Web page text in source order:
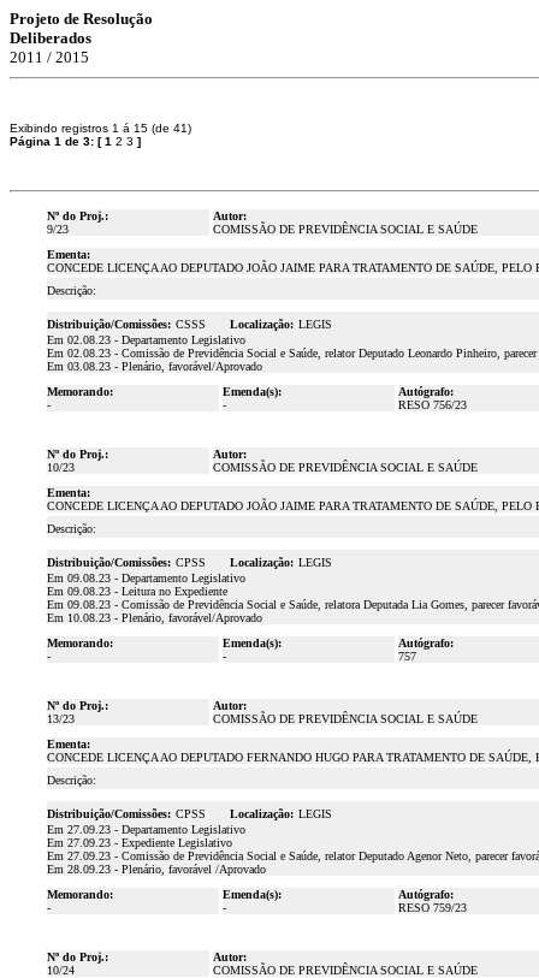
Projeto de Resolução
Deliberados
2011 / 2015
Exibindo registros 1 á 15 (de 41)
Página 1 de 3: [1 2 3 ]
Nº do Proj.:
9/23
Autor:
COMISSÃO DE PREVIDÊNCIA SOCIAL E SAÚDE
Ementa:
CONCEDE LICENÇA AO DEPUTADO JOÃO JAIME PARA TRATAMENTO DE SAÚDE, PELO
Descrição:
Distribuição/Comissões: CSSS Localização: LEGIS
Em 02.08.23 - Departamento Legislativo
Em 02.08.23 - Comissão de Previdência Social e Saúde, relator Deputado Leonardo Pinheiro,
Em 03.08.23 - Plenário, favorável/Aprovado
Memorando:
-
Emenda(s):
-
Autógrafo:
RESO 756/23
Nº do Proj.:
10/23
Autor:
COMISSÃO DE PREVIDÊNCIA SOCIAL E SAÚDE
Ementa:
CONCEDE LICENÇA AO DEPUTADO JOÃO JAIME PARA TRATAMENTO DE SAÚDE,
Descrição:
Distribuição/Comissões: CPSS Localização: LEGIS
Em 09.08.23 - Departamento Legislativo
Em 09.08.23 - Leitura no Expediente
Em 09.08.23 - Comissão de Previdência Social e Saúde, relatora Deputada Lia Gomes, parecer
Em 10.08.23 - Plenário, favorável/Aprovado
Memorando:
-
Emenda(s):
-
Autógrafo:
757
Nº do Proj.:
13/23
Autor:
COMISSÃO DE PREVIDÊNCIA SOCIAL E SAÚDE
Ementa:
CONCEDE LICENÇA AO DEPUTADO FERNANDO HUGO PARA TRATAMENTO DE
Descrição:
Distribuição/Comissões: CPSS Localização: LEGIS
Em 27.09.23 - Departamento Legislativo
Em 27.09.23 - Expediente Legislativo
Em 27.09.23 - Comissão de Previdência Social e Saúde, relator Deputado Agenor Neto, parecer
Em 28.09.23 - Plenário, favorável /Aprovado
Memorando:
-
Emenda(s):
-
Autógrafo:
RESO 759/23
Nº do Proj.:
10/24
Autor:
COMISSÃO DE PREVIDÊNCIA SOCIAL E SAÚDE